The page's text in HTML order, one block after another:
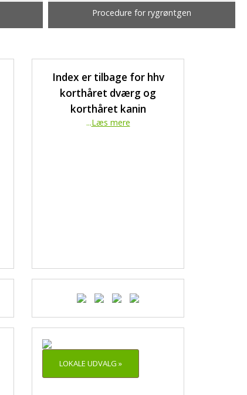
Procedure for rygrøntgen
Index er tilbage for hhv
korthåret dværg og
korthåret kanin
...Læs mere
LOKALE UDVALG »